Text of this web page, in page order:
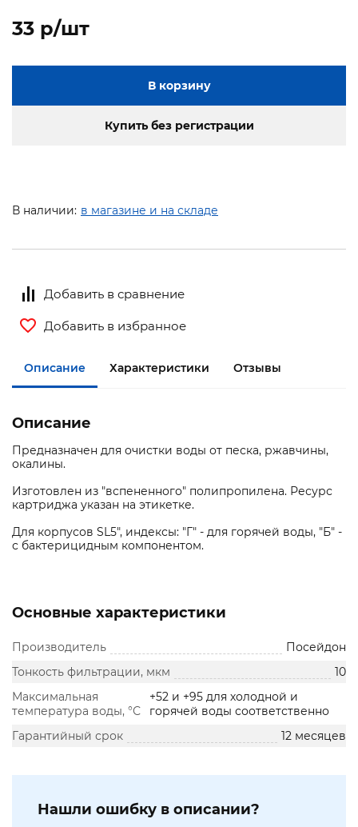
33 p/шт
В корзину
Купить без регистрации
В наличии: в магазине и на складе
Добавить в сравнение
Добавить в избранное
Описание Характеристики Отзывы
Описание
Предназначен для очистки воды от песка, ржавчины,
окалины.
Изготовлен из "вспененного" полипропилена. Ресурс
картриджа указан на этикетке.
Для корпусов SL5", индексы: "Г" - для горячей воды, "Б" -
с бактерицидным компонентом.
Основные характеристики
Производитель
Посейдон
Тонкость фильтрации, мкм
10
Максимальная
температура воды, °С
+52 и +95 для холодной и
горячей воды соответственно
Гарантийный срок
12 месяцев
Нашли ошибку в описании?